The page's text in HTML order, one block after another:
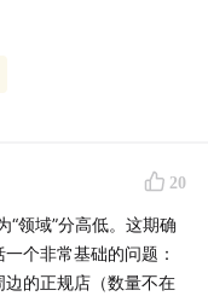
联合主持，用新奇
20
“领域”分高低。这期确
个非常基础的问题：
的正规店（数量不在